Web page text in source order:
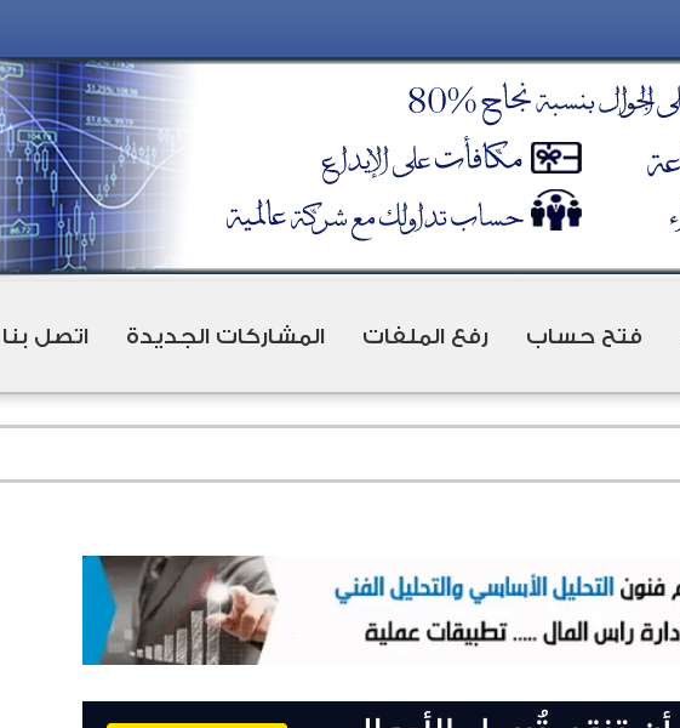
فتح حساب رفع الملفات المشاركات الجديدة اتصل بنا